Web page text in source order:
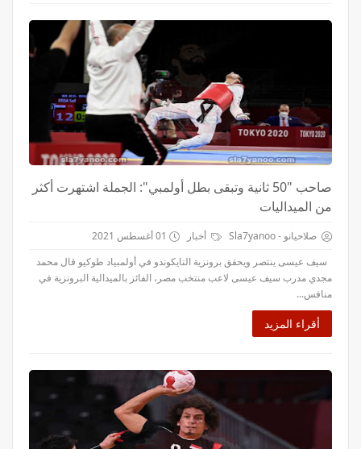
صاحب "50 ثانية وتبقى بطل أولمبي": الجملة اشتهرت أكثر
من الميداليات
صلاحيانو - Sla7yanoo أخبار
01 أغسطس 2021
سيف عيسى ينتصر ويحقق برونزية التايكوندو في أولمبياد طوكيو قال محمد
مجدي مدرب سيف عيسى لاعب منتخب مصر، الفائز بالميدالية البرونزية في
منافس...
أقراء المزيد